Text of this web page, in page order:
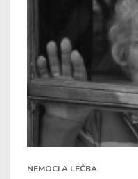
NEMOCI A LÉČBA